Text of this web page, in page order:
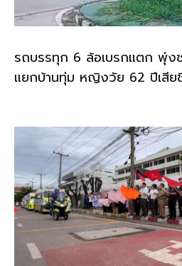
รถบรรทุก 6 ล้อเบรกแตก พุ่
แยกบ้านทุ่ม หญิงวัย 62 ปีเสีย